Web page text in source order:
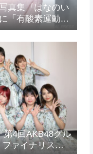
真集『はなのい
「有酸素運動と
第4回AKB48グル
ァイナリスト